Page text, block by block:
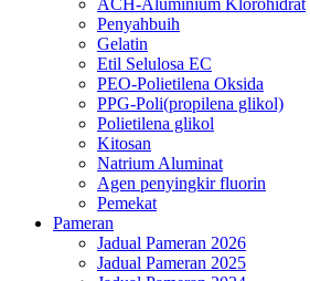
ACH-Aluminium Klorohidrat
Penyahbuih
Gelatin
Etil Selulosa EC
PEO-Polietilena Oksida
PPG-Poli(propilena glikol)
Polietilena glikol
Kitosan
Natrium Aluminat
Agen penyingkir fluorin
Pemekat
Pameran
Jadual Pameran 2026
Jadual Pameran 2025